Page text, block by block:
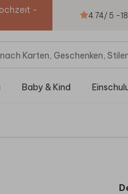
-
4.74/ 5 -
Baby & Kind